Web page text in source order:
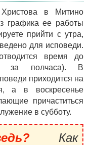
в Митино
графика ее работы
прийти с утра,
для исповеди.
время до
за полчаса). В
приходится на
а в воскресенье
причаститься
в субботу.
Как